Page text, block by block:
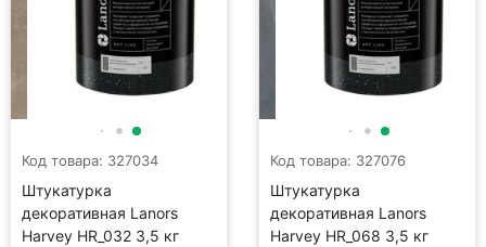
Код товара: 327034
Штукатурка
декоративная Lanors
Harvey HR_032 3,5 кг
Код товара: 327076
Штукатурка
декоративная Lanors
Harvey HR_068 3,5 кг